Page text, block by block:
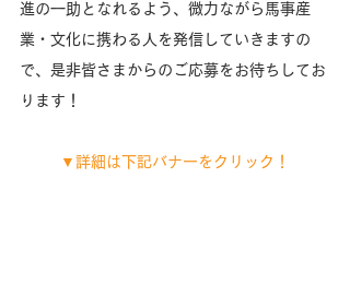
進の一助となれるよう、微力ながら馬事産
業・文化に携わる人を発信していきますの
で、是非皆さまからのご応募をお待ちしてお
ります！
▼詳細は下記バナーをクリック！